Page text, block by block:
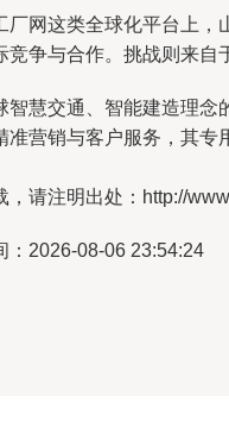
厂网这类全球化平台上，
竞争与合作。挑战则来自
智慧交通、智能建造理
准营销与客户服务，其专
，请注明出处：http://
：2026-08-06 23:54:24